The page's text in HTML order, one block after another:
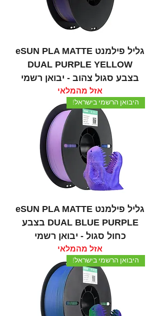
גליל פילמנט eSUN PLA MATTE
DUAL PURPLE YELLOW
בצבע סגול צהוב - יבואן רשמי
אזל מהמלאי
היבואן הרשמי בישראל!
גליל פילמנט eSUN PLA MATTE
DUAL BLUE PURPLE בצבע
כחול סגול - יבואן רשמי
אזל מהמלאי
היבואן הרשמי בישראל!